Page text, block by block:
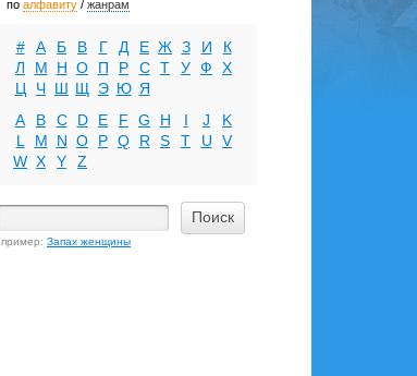
по алфавиту / жанрам
# А Б В Г Д Е Ж З И
К
Л
М Н О П Р С Т У Ф
Х
Ц
Ч Ш Щ Э Ю Я
A
B C D E F G H I J
K
L
M N O P Q R S T U
V
W X Y Z
пример: Запах женщины